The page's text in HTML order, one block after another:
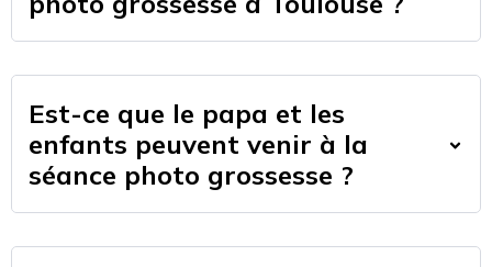
Est-ce que le papa et les
enfants peuvent venir à la
séance photo grossesse ?